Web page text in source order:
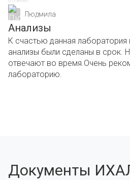
Людмила
Анализы
К счастью данная
анализы были сделаны в срок.
отвечают во время.Очень
лабораторию.
Документы